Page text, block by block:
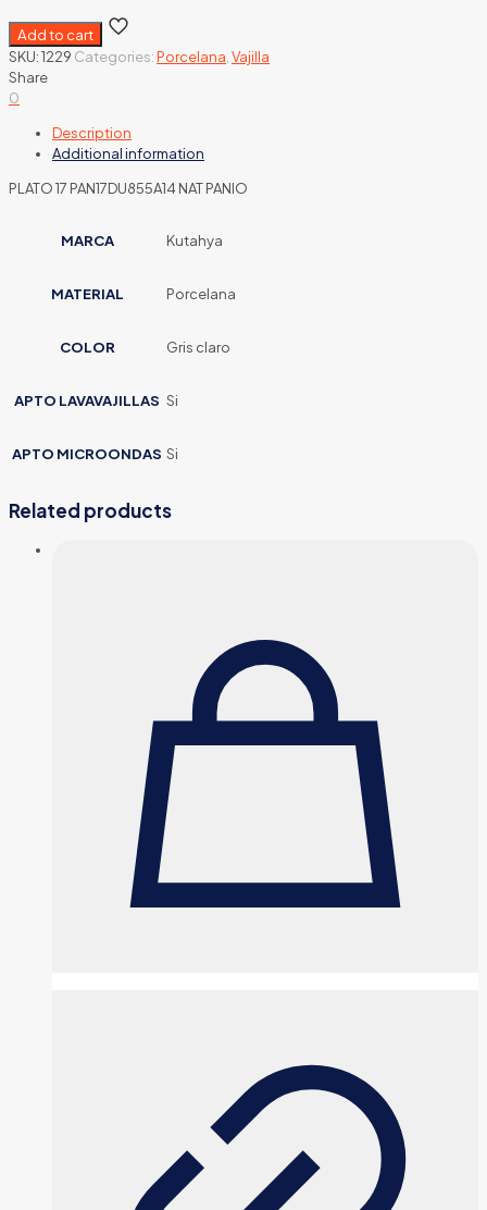
Add to cart
SKU:1229 Categories:Porcelana Vajilla
Share
0
Description
Additional information
PLATO 17 PAN17DU855A14 NAT PANIO
MARCA Kutahya
MATERIAL Porcelana
COLOR Gris claro
APTO LAVAVAJILLAS Si
APTO MICROONDAS Si
Related products